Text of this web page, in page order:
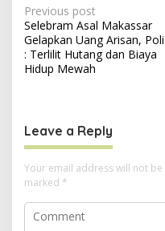
P
o
s
t
a
v
i
g
a
Previous post
Selebram Asal Makassar
Gelapkan Uang Arisan,
: Terlilit Hutang dan Biaya
Hidup Mewah
Leave a Reply
Your email address will not
marked *